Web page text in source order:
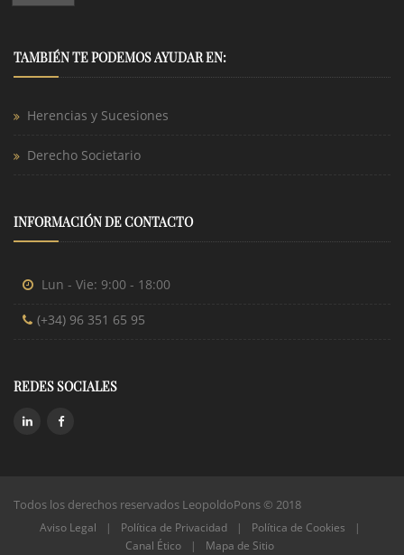
TAMBIÉN TE PODEMOS AYUDAR EN:
Herencias y Sucesiones
Derecho Societario
INFORMACIÓN DE CONTACTO
Lun - Vie: 9:00 - 18:00
(+34) 96 351 65 95
REDES SOCIALES
Todos los derechos reservados LeopoldoPons © 2018
Aviso Legal | Política de Privacidad | Política de Cookies
|
Canal Ético
| Mapa de Sitio